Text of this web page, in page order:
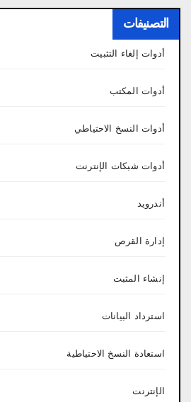
التصنيفات
أدوات إلغاء التثبيت
أدوات المكتب
أدوات النسخ الاحتياطي
أدوات شبكات الإنترنت
أندرويد
إدارة القرص
إنشاء المثبت
استرداد البيانات
استعادة النسخ الاحتياطية
الإنترنت